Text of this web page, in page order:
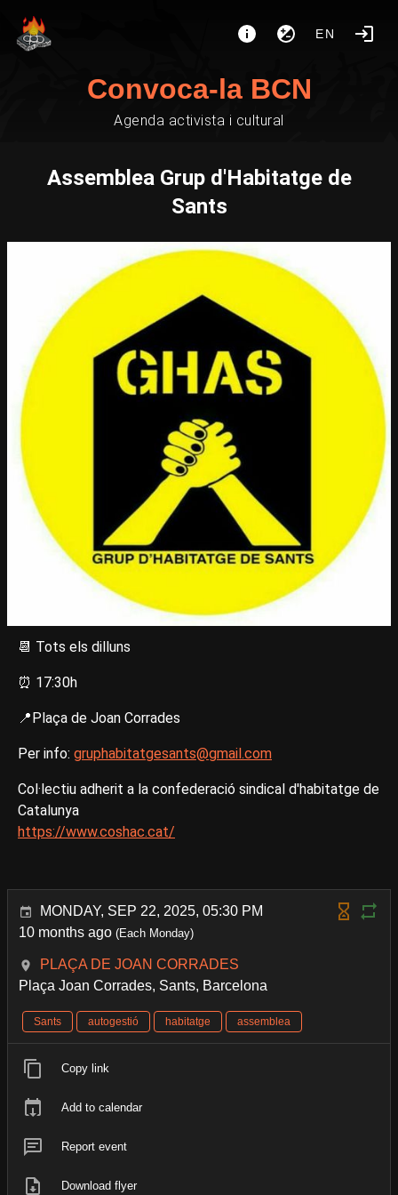
EN
Convoca-la BCN
Agenda activista i cultural
Assemblea Grup d'Habitatge de
Sants
📆 Tots els dilluns
⏰ 17:30h
📍Plaça de Joan Corrades
Per info: gruphabitatgesants@gmail.com
Col·lectiu adherit a la confederació sindical d'habitatge de
Catalunya
https://www.coshac.cat/
MONDAY, SEP 22, 2025, 05:30 PM
10 months ago (Each Monday)
PLAÇA DE JOAN CORRADES
Plaça Joan Corrades, Sants, Barcelona
Sants autogestió habitatge assemblea
Copy link
Add to calendar
Report event
Download flyer